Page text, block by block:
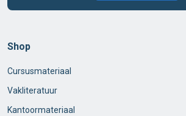
Shop
Cursusmateriaal
Vakliteratuur
Kantoormateriaal